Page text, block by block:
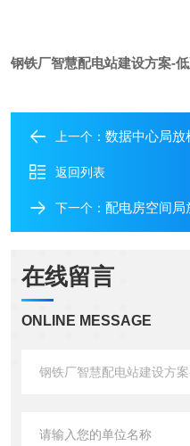
钢铁厂智慧配电站建设方案-
上一个： 数据中心局放
返回列表
下一个： 配电房空间局
在线留言
ONLINE MESSAGE